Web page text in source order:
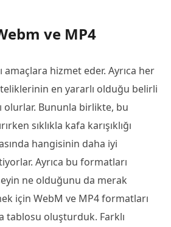
ve MP4
amaçlara hizmet eder. Ayrıca her
en yararlı olduğu belirli
olurlar. Bununla birlikte, bu
sıklıkla kafa karışıklığı
hangisinin daha iyi
Ayrıca bu formatları
ne olduğunu da merak
için WebM ve MP4 formatları
tablosu oluşturduk. Farklı